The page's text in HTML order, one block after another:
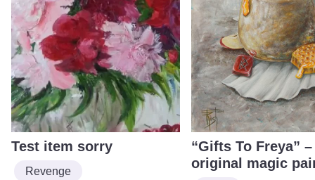
Test item sorry
Revenge
“Gifts To Freya” –
original magic